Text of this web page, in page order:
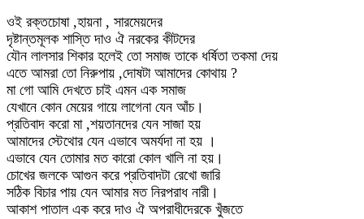
ওই রক্তচোষা ,হায়না , সারমেয়দের
দৃষ্টান্তমূলক শাস্তি দাও ঐ নরকের কীটদের
যৌন লালসার শিকার হলেই তো সমাজ তাকে ধর্ষিতা তকমা দেয়
এতে আমরা তো নিরুপায় ,দোষটা আমাদের কোথায় ?
মা গো আমি দেখতে চাই এমন এক সমাজ
যেখানে কোন মেয়ের গায়ে লাগেনা যেন আঁচ।
প্রতিবাদ করো মা ,শয়তানদের যেন সাজা হয়
আমাদের স্টেথোর যেন এভাবে অমর্যদা না হয় ।
এভাবে যেন তোমার মত কারো কোল খালি না হয়।
চোখের জলকে আগুন করে প্রতিবাদটা রেখো জারি
সঠিক বিচার পায় যেন আমার মত নিরপরাধ নারী।
আকাশ পাতাল এক করে দাও ঐ অপরাধীদেরকে খুঁজতে